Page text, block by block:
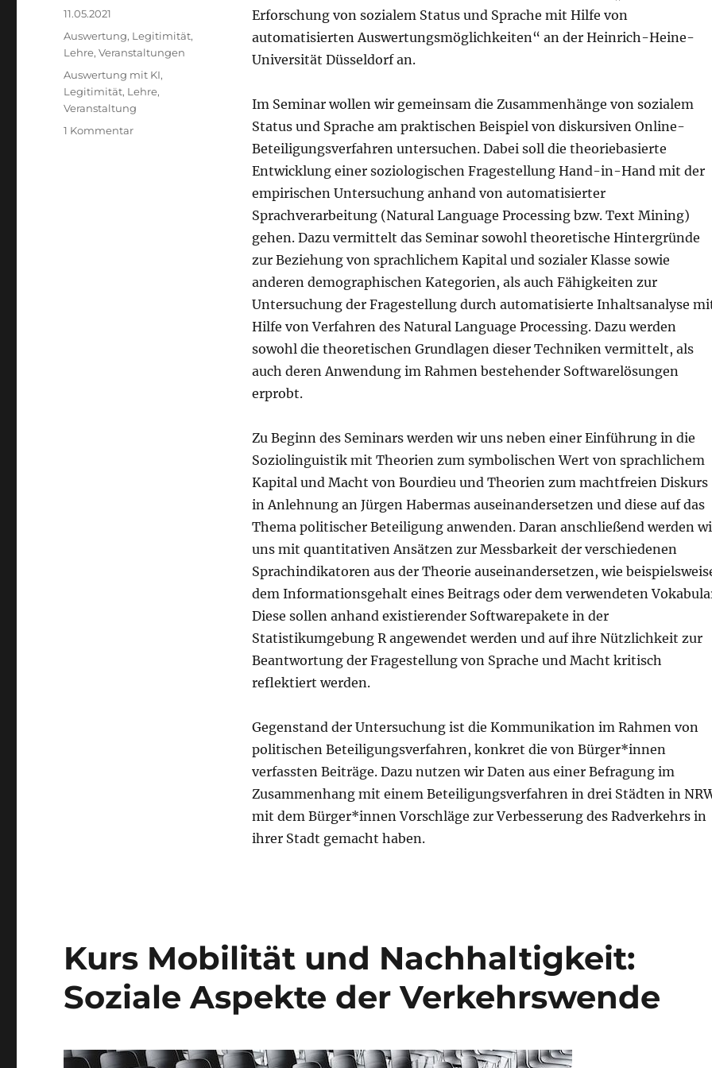
Erforschung von sozialem Status und Sprache mit Hilfe von
automatisierten Auswertungsmöglichkeiten“ an der Heinrich-Heine-
Universität Düsseldorf an.
Im Seminar wollen wir gemeinsam die Zusammenhänge von sozialem
Status und Sprache am praktischen Beispiel von diskursiven Online-
Beteiligungsverfahren untersuchen. Dabei soll die theoriebasierte
Entwicklung einer soziologischen Fragestellung Hand-in-Hand mit der
empirischen Untersuchung anhand von automatisierter
Sprachverarbeitung (Natural Language Processing bzw. Text Mining)
gehen. Dazu vermittelt das Seminar sowohl theoretische Hintergründe
zur Beziehung von sprachlichem Kapital und sozialer Klasse sowie
anderen demographischen Kategorien, als auch Fähigkeiten zur
Untersuchung der Fragestellung durch automatisierte Inhaltsanalyse
Hilfe von Verfahren des Natural Language Processing. Dazu werden
sowohl die theoretischen Grundlagen dieser Techniken vermittelt, als
auch deren Anwendung im Rahmen bestehender Softwarelösungen
erprobt.
Zu Beginn des Seminars werden wir uns neben einer Einführung in die
Soziolinguistik mit Theorien zum symbolischen Wert von sprachlichem
Kapital und Macht von Bourdieu und Theorien zum machtfreien Diskurs
in Anlehnung an Jürgen Habermas auseinandersetzen und diese auf das
Thema politischer Beteiligung anwenden. Daran anschließend werden
uns mit quantitativen Ansätzen zur Messbarkeit der verschiedenen
Sprachindikatoren aus der Theorie auseinandersetzen, wie
dem Informationsgehalt eines Beitrags oder dem verwendeten
Diese sollen anhand existierender Softwarepakete in der
Statistikumgebung R angewendet werden und auf ihre Nützlichkeit zur
Beantwortung der Fragestellung von Sprache und Macht kritisch
reflektiert werden.
Gegenstand der Untersuchung ist die Kommunikation im Rahmen von
politischen Beteiligungsverfahren, konkret die von Bürger*innen
verfassten Beiträge. Dazu nutzen wir Daten aus einer Befragung im
Zusammenhang mit einem Beteiligungsverfahren in drei Städten in
mit dem Bürger*innen Vorschläge zur Verbesserung des Radverkehrs in
ihrer Stadt gemacht haben.
Veröffentlicht
am
11.05.2021
Kategorien
Auswertung, Legitimität,
Lehre,Veranstaltungen
Schlagwörter
Auswertung mit KI,
Legitimität, Lehre,
Veranstaltung
1 Kommentarzu
Kurs Mobilität und Nachhaltigkeit:
Soziale Aspekte der Verkehrswende